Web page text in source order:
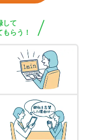
して
らう！